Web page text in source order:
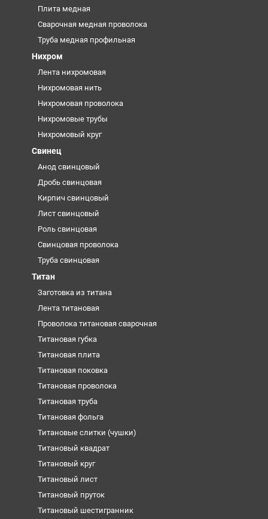
Плита медная
Сварочная медная проволока
Труба медная профильная
Нихром
Лента нихромовая
Нихромовая нить
Нихромовая проволока
Нихромовые трубы
Нихромовый круг
Свинец
Анод свинцовый
Дробь свинцовая
Кирпич свинцовый
Лист свинцовый
Роль свинцовая
Свинцовая проволока
Труба свинцовая
Титан
Заготовка из титана
Лента титановая
Проволока титановая сварочная
Титановая губка
Титановая плита
Титановая поковка
Титановая проволока
Титановая труба
Титановая фольга
Титановые слитки (чушки)
Титановый квадрат
Титановый круг
Титановый лист
Титановый пруток
Титановый шестигранник